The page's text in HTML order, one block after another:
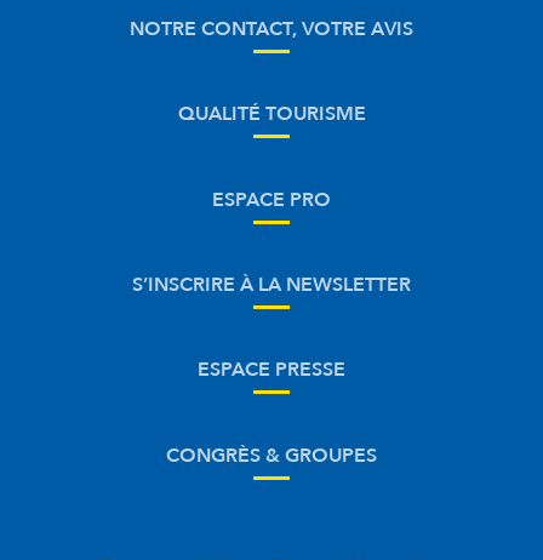
NOTRE CONTACT, VOTRE AVIS
QUALITÉ TOURISME
ESPACE PRO
S’INSCRIRE À LA NEWSLETTER
ESPACE PRESSE
CONGRÈS & GROUPES